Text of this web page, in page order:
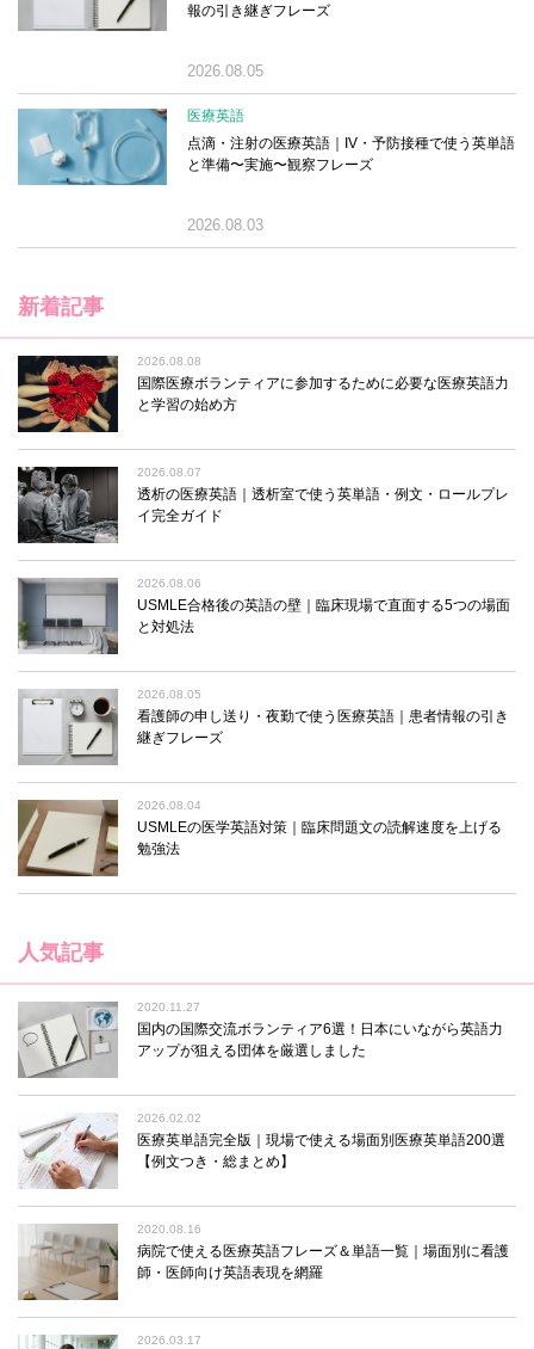
報の引き継ぎフレーズ
2026.08.05
医療英語
点滴・注射の医療英語｜IV・予防接種で使う英単語
と準備〜実施〜観察フレーズ
2026.08.03
新着記事
2026.08.08
国際医療ボランティアに参加するために必要な医療英語力
と学習の始め方
2026.08.07
透析の医療英語｜透析室で使う英単語・例文・ロールプレ
イ完全ガイド
2026.08.06
USMLE合格後の英語の壁｜臨床現場で直面する5つの場面
と対処法
2026.08.05
看護師の申し送り・夜勤で使う医療英語｜患者情報の引き
継ぎフレーズ
2026.08.04
USMLEの医学英語対策｜臨床問題文の読解速度を上げる
勉強法
人気記事
2020.11.27
国内の国際交流ボランティア6選！日本にいながら英語力
アップが狙える団体を厳選しました
2026.02.02
医療英単語完全版｜現場で使える場面別医療英単語200選
【例文つき・総まとめ】
2020.08.16
病院で使える医療英語フレーズ＆単語一覧｜場面別に看護
師・医師向け英語表現を網羅
2026.03.17